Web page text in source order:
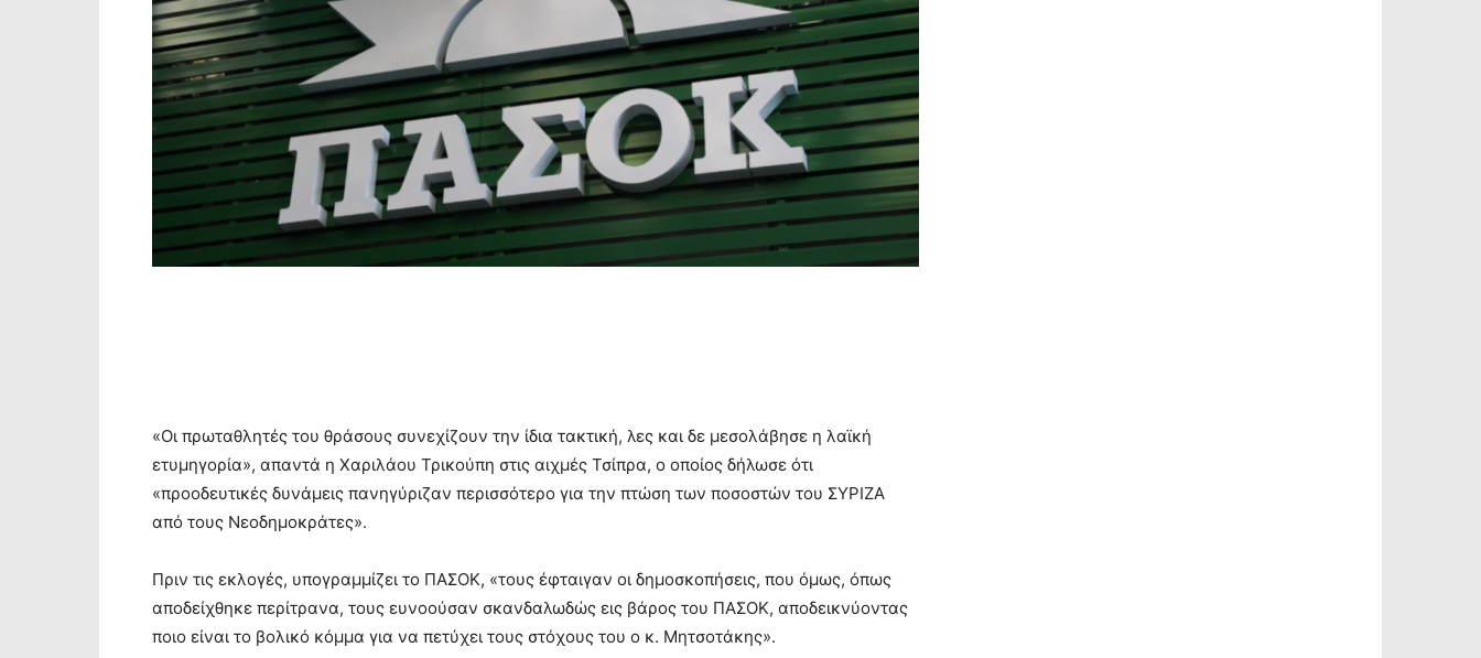
«Οι πρωταθλητές του θράσους συνεχίζουν την ίδια τακτική, λες και δε μεσολάβησε η λαϊκή
ετυμηγορία», απαντά η Χαριλάου Τρικούπη στις αιχμές Τσίπρα, ο οποίος δήλωσε ότι
«προοδευτικές δυνάμεις πανηγύριζαν περισσότερο για την πτώση των ποσοστών του ΣΥΡΙΖΑ
από τους Νεοδημοκράτες».
Πριν τις εκλογές, υπογραμμίζει το ΠΑΣΟΚ, «τους έφταιγαν οι δημοσκοπήσεις, που όμως, όπως
αποδείχθηκε περίτρανα, τους ευνοούσαν σκανδαλωδώς εις βάρος του ΠΑΣΟΚ, αποδεικνύοντας
ποιο είναι το βολικό κόμμα για να πετύχει τους στόχους του ο κ. Μητσοτάκης».